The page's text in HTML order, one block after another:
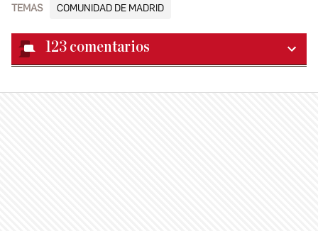
TEMAS COMUNIDAD DE MADRID
123 comentarios